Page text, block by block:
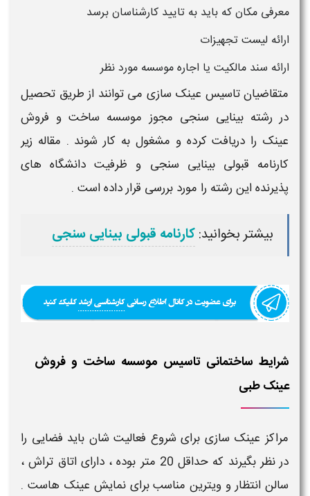
معرفی مکان که باید به تایید کارشناسان برسد
ارائه لیست تجهیزات
ارائه سند مالکیت یا اجاره موسسه مورد نظر
متقاضیانتاسیس عینک سازی می توانند از طریق تحصیل
در رشتهبینایی سنجی مجوز موسسه ساخت و فروش
عینک را دریافت کرده و مشغول به کار شوند . مقاله زیر
کارنامه قبولی بینایی سنجی و ظرفیت دانشگاه های
پذیرنده این رشته را مورد بررسی قرار داده است .
بیشتر بخوانید:کارنامه قبولی بینایی سنجی
شرایط ساختمانی تاسیس موسسه ساخت و فروش
عینک طبی
مراکز عینک سازی برای شروع فعالیت شان باید فضایی را
در نظر بگیرند که حداقل 20 متر بوده ، دارای اتاق تراش ،
سالن انتظار و ویترین مناسب برای نمایش عینک هاست .